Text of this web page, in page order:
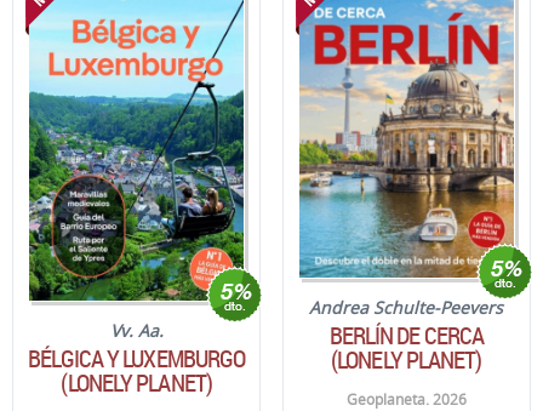
Vv. Aa.
BÉLGICA Y LUXEMBURGO
(LONELY PLANET)
Andrea Schulte-Peevers
BERLÍN DE CERCA
(LONELY PLANET)
Geoplaneta. 2026